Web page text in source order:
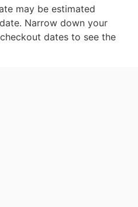
may be estimated
Narrow down your
dates to see the